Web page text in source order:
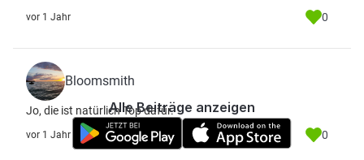
vor 1 Jahr 0
Bloomsmith
Jo, die ist natürlich Top dafür.
vor 1 Jahr 0
Alle Beiträge anzeigen